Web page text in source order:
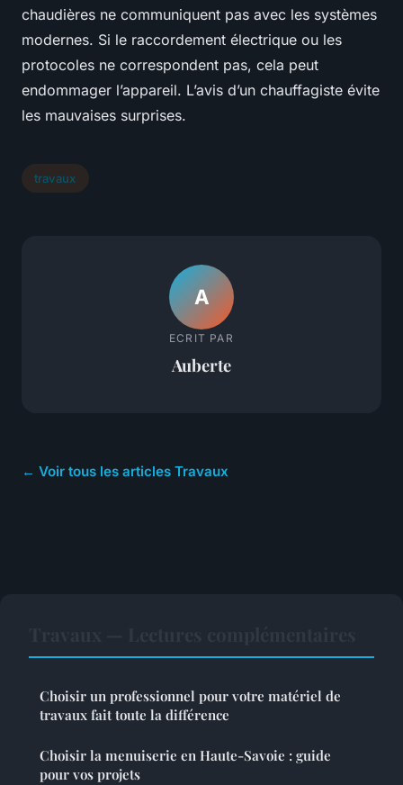
chaudières ne communiquent pas avec les systèmes
modernes. Si le raccordement électrique ou les
protocoles ne correspondent pas, cela peut
endommager l’appareil. L’avis d’un chauffagiste évite
les mauvaises surprises.
travaux
A
ECRIT PAR
Auberte
← Voir tous les articles Travaux
Choisir un professionnel pour votre matériel de
travaux fait toute la différence
Choisir la menuiserie en Haute-Savoie : guide
pour vos projets